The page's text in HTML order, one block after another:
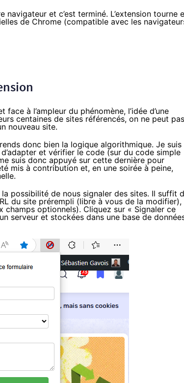
et c’est terminé. L’extension tourne
de Chrome (compatible avec les
à l’ampleur du phénomène, l’idée d’une
centaines de sites référencés, on ne peut pas
nouveau site.
donc bien la logique algorithmique. Je suis
et vérifier le code (sur du code simple
suis donc appuyé sur cette dernière pour
mis à contribution et, en une soirée à peine,
possibilité de nous signaler des sites. Il suffit
du site prérempli (libre à vous de la modifier),
optionnels). Cliquez sur « Signaler ce
serveur et stockées dans une base de